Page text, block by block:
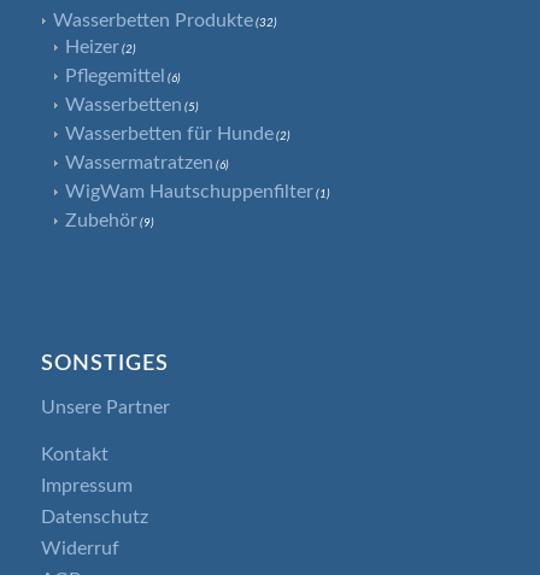
Wasserbetten Produkte (32)
Heizer (2)
Pflegemittel (6)
Wasserbetten (5)
Wasserbetten für Hunde (2)
Wassermatratzen (6)
WigWam Hautschuppenfilter (1)
Zubehör (9)
SONSTIGES
Unsere Partner
Kontakt
Impressum
Datenschutz
Widerruf